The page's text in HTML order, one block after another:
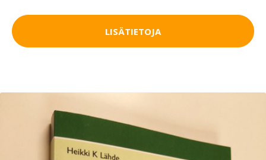
LISÄTIETOJA